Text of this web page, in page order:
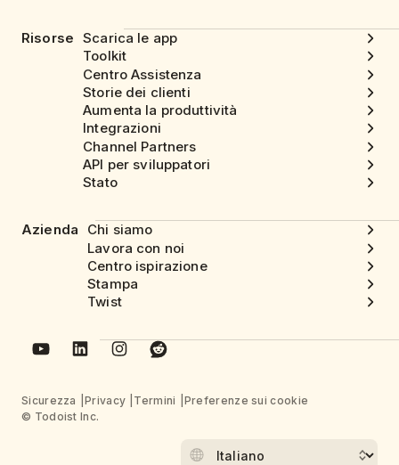
Risorse Scarica le app
Toolkit
Centro Assistenza
Storie dei clienti
Aumenta la produttività
Integrazioni
Channel Partners
API per sviluppatori
Stato
Azienda
Chi siamo
Lavora con noi
Centro ispirazione
Stampa
Twist
Sicurezza Privacy Termini
Preferenze sui cookie
© Todoist Inc.